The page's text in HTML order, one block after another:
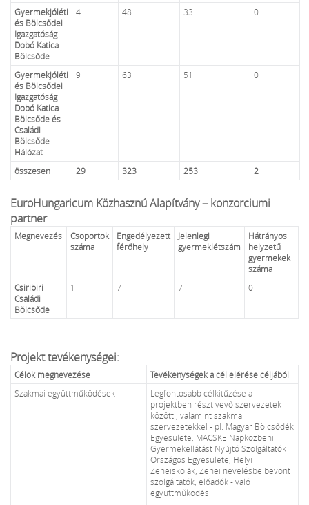
Gyermekjóléti
és Bölcsődei
Igazgatóság
Dobó Katica
Bölcsőde
4 48 33 0
Gyermekjóléti
és Bölcsődei
Igazgatóság
Dobó Katica
Bölcsőde és
Családi
Bölcsőde
Hálózat
9 63 51 0
összesen 29 323 253 2
EuroHungaricum Közhasznú Alapítvány – konzorciumi
partner
Megnevezés
Csoportok
száma
Engedélyezett
férőhely
Jelenlegi
gyermeklétszám
Hátrányos
helyzetű
gyermekek
száma
Csiribiri
Családi
Bölcsőde
1 7 7 0
Projekt tevékenységei:
Célok megnevezése
Tevékenységek a cél elérése céljából
Szakmai együttműködések
Legfontosabb célkitűzése a
projektben részt vevő szervezetek
közötti, valamint szakmai
szervezetekkel - pl. Magyar Bölcsődék
Egyesülete, MACSKE Napközbeni
Gyermekellátást Nyújtó Szolgáltatók
Országos Egyesülete, Helyi
Zeneiskolák, Zenei nevelésbe bevont
szolgáltatók, előadók - való
együttműködés.